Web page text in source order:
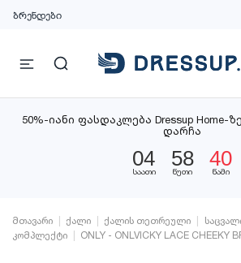
ბრენდები
50%-იანი ფასდაკლება Dressup
დარჩა
04
საათი
58
წუთი
40
წამი
მთავარი ქალი ქალის თეთრეული
კომპლექტი
ONLY - ONLVICKY LACE CHEEKY